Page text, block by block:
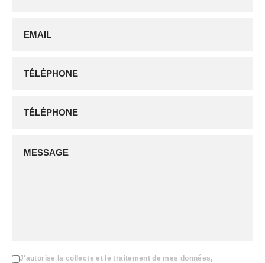
J'autorise la collecte et le traitement de mes données,